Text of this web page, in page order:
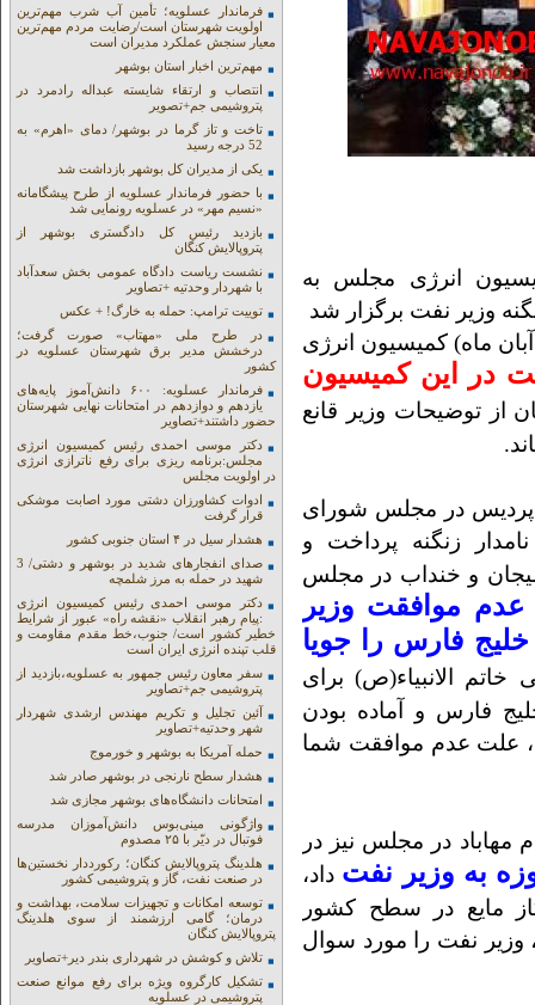
نشست کمیسیون انرژی مجلس به
وزیر نفت برگزار شد
شریعتی نیاسر ، در تشریح جلسه (دوشنبه 5 آبان ماه) کمیسیون انرژی
وزیر نفت در این کمیسیون
از توضیحات وزیر قانع
و پردیس در مجلس شورای
زنگنه پرداخت و
و خنداب در مجلس
موافقت وزیر
فارس را جویا
الانبیاء(ص) برای
فارس و آماده بودن
علت عدم موافقت شما
مهاباد در مجلس نیز در
داد،
مایع در سطح کشور
وزیر نفت را مورد سوال
فرماندار عسلویه؛ تأمین آب شرب مهم‌ترین
اولویت شهرستان است/رضایت مردم مهم‌ترین
معیار سنجش عملکرد مدیران است
مهم‌ترین اخبار استان بوشهر
انتصاب و ارتقاء شایسته عبداله رادمرد در
پتروشیمی جم+تصویر
تاخت و تاز گرما در بوشهر/ دمای «اهرم» به
52 درجه رسید
یکی از مدیران کل بوشهر بازداشت شد
با حضور فرماندار عسلویه از طرح پیشگامانه
«نسیم مهر» در عسلویه رونمایی شد
بازدید رئیس کل دادگستری بوشهر از
پتروپالایش کنگان
نشست ریاست دادگاه عمومی بخش سعدآباد
با شهردار وحدتیه +تصاویر
توییت ترامپ: حمله به خارگ! + عکس
در طرح ملی «مهتاب» صورت گرفت؛
درخشش مدیر برق شهرستان عسلویه در
کشور
فرماندار عسلویه: ۶۰۰ دانش‌آموز پایه‌های
یازدهم و دوازدهم در امتحانات نهایی شهرستان
حضور داشتند+تصاویر
دکتر موسی احمدی رئیس کمیسیون انرژی
مجلس:برنامه ریزی برای رفع ناترازی انرژی
در اولویت مجلس
ادوات کشاورزان دشتی مورد اصابت موشکی
قرار گرفت
هشدار سیل در ۴ استان جنوبی کشور
صدای انفجارهای شدید در بوشهر و دشتی/ 3
شهید در حمله به مرز شلمچه
دکتر موسی احمدی رئیس کمیسیون انرژی
:پیام رهبر انقلاب «نقشه راه» عبور از شرایط
خطیر کشور است/ جنوب،خط مقدم مقاومت و
قلب تپنده انرژی ایران است
سفر معاون رئیس جمهور به عسلویه،بازدید از
پتروشیمی جم+تصاویر
آئین تجلیل و تکریم مهندس ارشدی شهردار
شهر وحدتیه+تصاویر
حمله آمریکا به بوشهر و خورموج
هشدار سطح نارنجی در بوشهر صادر شد
امتحانات دانشگاه‌های بوشهر مجازی شد
واژگونی مینی‌بوس دانش‌آموزان مدرسه
فوتبال در دیّر با ۲۵ مصدوم
هلدینگ پتروپالایش کنگان؛ رکورددار نخستین‌ها
در صنعت نفت، گاز و پتروشیمی کشور
توسعه امکانات و تجهیزات سلامت، بهداشت و
درمان؛ گامی ارزشمند از سوی هلدینگ
پتروپالایش کنگان
تلاش و کوشش در شهرداری بندر دیر+تصاویر
تشکیل کارگروه ویژه برای رفع موانع صنعت
پتروشیمی در عسلویه